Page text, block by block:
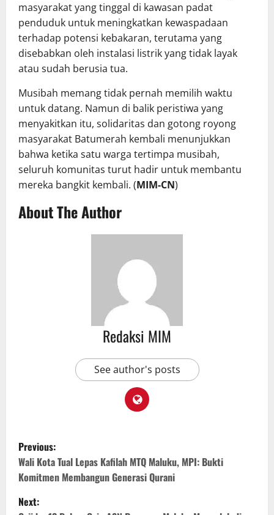
masyarakat yang tinggal di kawasan padat
penduduk untuk meningkatkan kewaspadaan
terhadap potensi kebakaran, terutama yang
disebabkan oleh instalasi listrik yang tidak layak
atau sudah berusia tua.
Musibah memang tidak pernah memilih waktu
untuk datang. Namun di balik peristiwa yang
menyakitkan itu, solidaritas dan gotong royong
masyarakat Batumerah kembali menunjukkan
bahwa ketika satu warga tertimpa musibah,
seluruh komunitas turut hadir untuk membantu
mereka bangkit kembali. (MIM-CN)
About The Author
Redaksi MIM
See author's posts
Previous:
Wali Kota Tual Lepas Kafilah MTQ Maluku, MPI: Bukti
Komitmen Membangun Generasi Qurani
Next: